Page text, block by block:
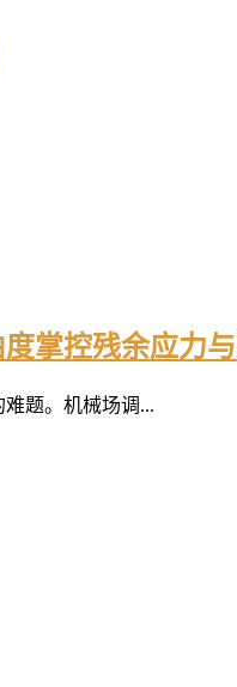
掌控残余应力
题。机械场调...